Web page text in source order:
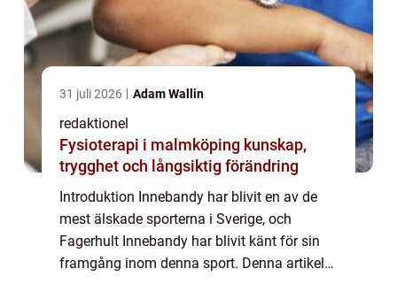
31 juli 2026 Adam Wallin
redaktionel
Fysioterapi i malmköping kunskap,
trygghet och långsiktig förändring
Introduktion Innebandy har blivit en av de
mest älskade sporterna i Sverige, och
Fagerhult Innebandy har blivit känt för sin
framgång inom denna sport. Denna artikel